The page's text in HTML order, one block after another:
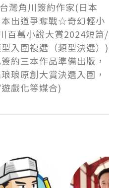
灣角川簽約作家(日本
出道爭奪戰☆奇幻輕小
百萬小說大賞2024短篇/
入圍複選（類型決選）)
約三本作品準備出版，
琅原創大賞決選入圍，
戲化等媒合)